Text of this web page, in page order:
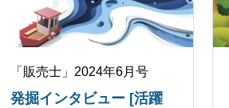
「販売士」2024年6月号
発掘インタビュー [活躍